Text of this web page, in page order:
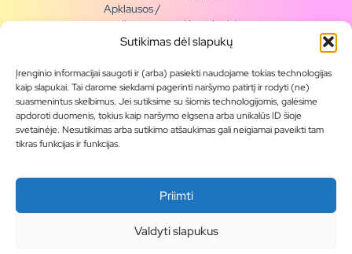
Sutikimas dėl slapukų
Įrenginio informacijai saugoti ir (arba) pasiekti naudojame tokias technologijas
kaip slapukai. Tai darome siekdami pagerinti naršymo patirtį ir rodyti (ne)
suasmenintus skelbimus. Jei sutiksime su šiomis technologijomis, galėsime
apdoroti duomenis, tokius kaip naršymo elgsena arba unikalūs ID šioje
svetainėje. Nesutikimas arba sutikimo atšaukimas gali neigiamai paveikti tam
tikras funkcijas ir funkcijas.
Priimti
Valdyti slapukus
Apklausos /
naujienų
siena
Tapkite
partneriu
Visas
produktų
asortimentas
Produktų
Blogas
Kontaktai /
rekvizitai